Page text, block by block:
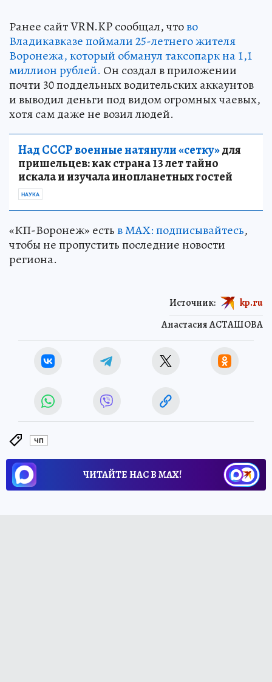
Ранее сайт VRN.KP сообщал, чтово
Владикавказе поймали 25-летнего жителя
Воронежа, который обманул таксопарк на 1,1
миллион рублей. Он создал в приложении
почти 30 поддельных водительских аккаунтов
и выводил деньги под видом огромных чаевых,
хотя сам даже не возил людей.
Над СССР военные натянули «сетку»для
пришельцев: как страна 13 лет тайно
искала и изучала инопланетных гостей
НАУКА
«КП-Воронеж» естьв МАХ: подписывайтесь,
чтобы не пропустить последние новости
региона.
Анастасия АСТАШОВА
Источник: kp.ru
ЧП
ЧИТАЙТЕ НАС В МАХ!